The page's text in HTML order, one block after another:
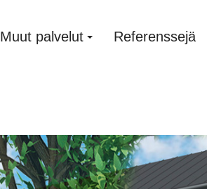
Muut palvelut Referenssejä